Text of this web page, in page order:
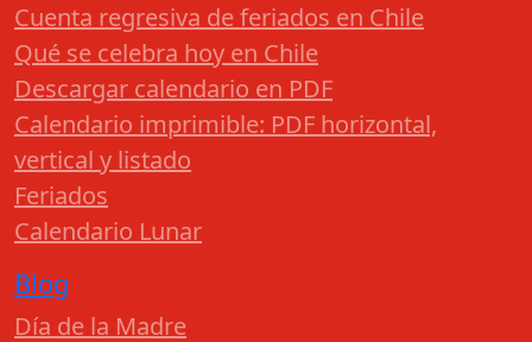
Cuenta regresiva de feriados en Chile
Qué se celebra hoy en Chile
Descargar calendario en PDF
Calendario imprimible: PDF horizontal,
vertical y listado
Feriados
Calendario Lunar
Blog
Día de la Madre